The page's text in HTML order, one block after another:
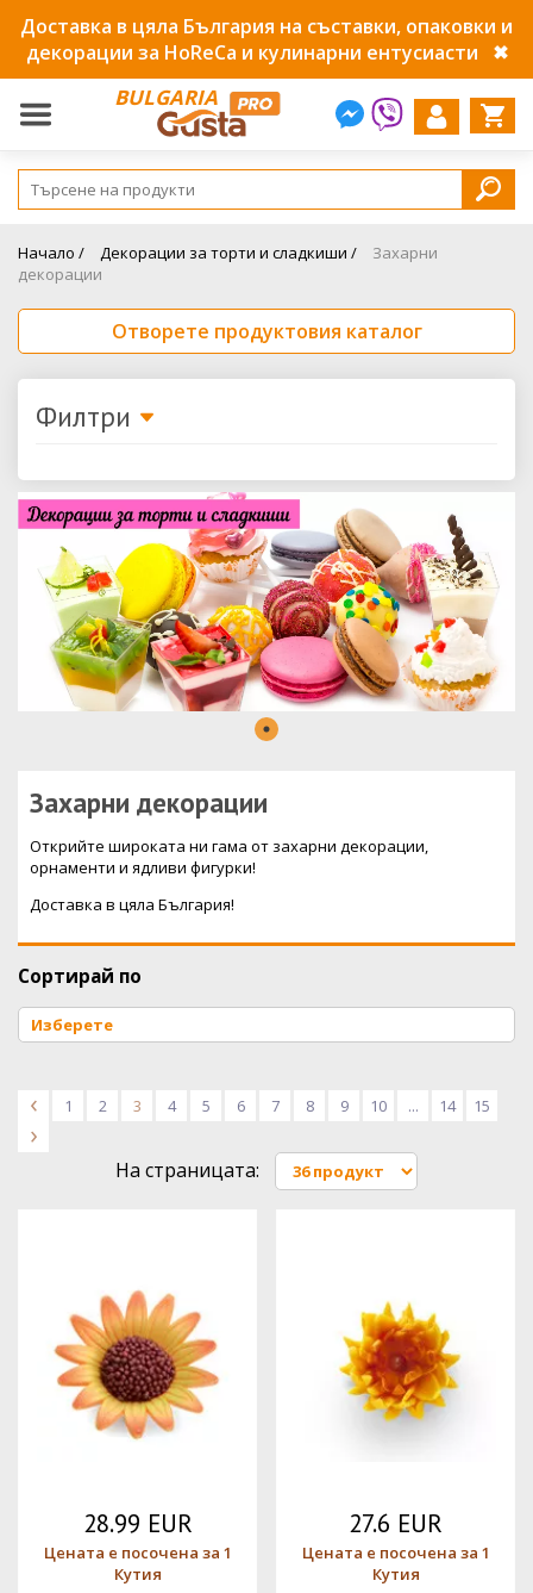
Доставка в цяла България на съставки, опаковки и
декорации за HoReCa и кулинарни ентусиасти
✖
BULGARIA
Начало / Декорации за торти и сладкиши /
Захарни
декорации
Отворете продуктовия каталог
Филтри
Захарни декорации
Открийте широката ни гама от захарни декорации,
орнаменти и ядливи фигурки!
Доставка в цяла България!
Сортирай по
< 1 2 3 4 5 6 7 8 9 10 ... 14
15
>
На страницата:
28.99 EUR
Цената е посочена за 1
Кутия
27.6 EUR
Цената е посочена за 1
Кутия